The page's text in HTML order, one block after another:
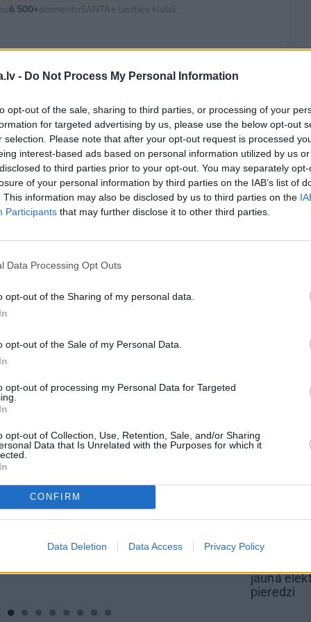
- Do Not Process My Personal Information
opt-out of the sale, sharing to third parties, or processing of your
for targeted advertising by us, please use the below opt-out
selection. Please note that after your opt-out request is processed
interest-based ads based on personal information utilized by us
to third parties prior to your opt-out. You may separately
of your personal information by third parties on the IAB’s list of
This information may also be disclosed by us to third parties on the
Participants that may further disclose it to other third parties.
Data Processing Opt Outs
opt-out of the Sharing of my personal data.
opt-out of the Sale of my Personal Data.
opt-out of processing my Personal Data for Targeted
opt-out of Collection, Use, Retention, Sale, and/or Sharing
Data that Is Unrelated with the Purposes for which it
CONFIRM
Data Deletion Data Access Privacy Policy
6 500+abonentu SANTA+ lasītāju klubā
ceļojums bez
Stāsts, kas pārspēj kino
Meksikas superzvaigzni
abonents?Ienākt portālā
autortiesību objekts Autortiesību likuma izpratnē, un tā
lasi
REKLĀMRAKSTS
mīlestību pret
jaunā
pieredzi